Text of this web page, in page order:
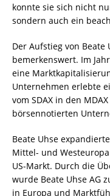
konnte sie sich nicht
sondern auch ein
Der Aufstieg von
bemerkenswert. Im
eine
Unternehmen erlebte
vom SDAX in den
börsennotierten
Beate Uhse
Mittel- und
US-Markt. Durch die
wurde Beate Uhse AG
in Europa und